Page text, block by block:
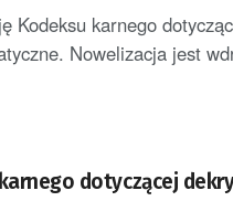
Kodeksu karnego
Nowelizacja jest
dotyczącej